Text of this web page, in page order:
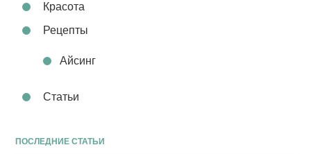
Красота
Рецепты
Айсинг
Статьи
ПОСЛЕДНИЕ СТАТЬИ